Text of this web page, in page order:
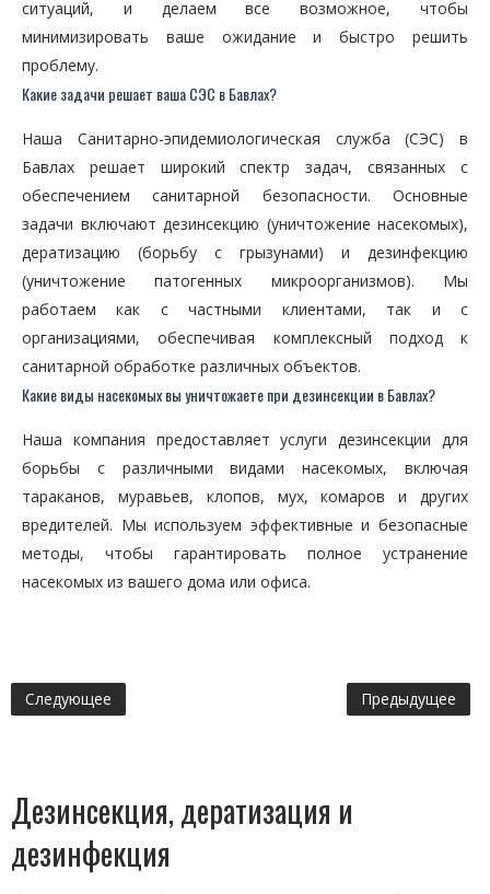
ситуаций, и делаем все возможное, чтобы
минимизировать ваше ожидание и быстро решить
проблему.
Какие задачи решает ваша СЭС в Бавлах?
Наша Санитарно-эпидемиологическая служба (СЭС) в
Бавлах решает широкий спектр задач, связанных с
обеспечением санитарной безопасности. Основные
задачи включают дезинсекцию (уничтожение насекомых),
дератизацию (борьбу с грызунами) и дезинфекцию
(уничтожение патогенных микроорганизмов). Мы
работаем как с частными клиентами, так и с
организациями, обеспечивая комплексный подход к
санитарной обработке различных объектов.
Какие виды насекомых вы уничтожаете при дезинсекции в Бавлах?
Наша компания предоставляет услуги дезинсекции для
борьбы с различными видами насекомых, включая
тараканов, муравьев, клопов, мух, комаров и других
вредителей. Мы используем эффективные и безопасные
методы, чтобы гарантировать полное устранение
насекомых из вашего дома или офиса.
Следующее Предыдущее
Дезинсекция, дератизация и
дезинфекция